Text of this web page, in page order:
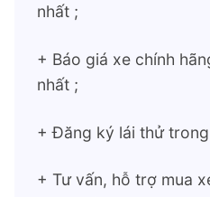
nhất ;
+ Báo giá xe chính
nhất ;
+ Đăng ký lái thử
+ Tư vấn, hỗ trợ mua